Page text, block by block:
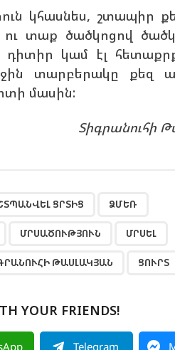
կհասնես, շտապիր
տաք ծածկոցով
դիտիր կամ էլ
տարբերակը քեզ
մասին:
Տիգրանուհի
ՑՐՏԻՑ ՁՄԵՌ
ՄՐՍԱԾՈՒԹՅՈՒՆ ՄՐՍԵԼ
ԹԱՍԼԱԿՅԱՆ ՑՈՒՐՏ
YOUR FRIENDS!
Telegram